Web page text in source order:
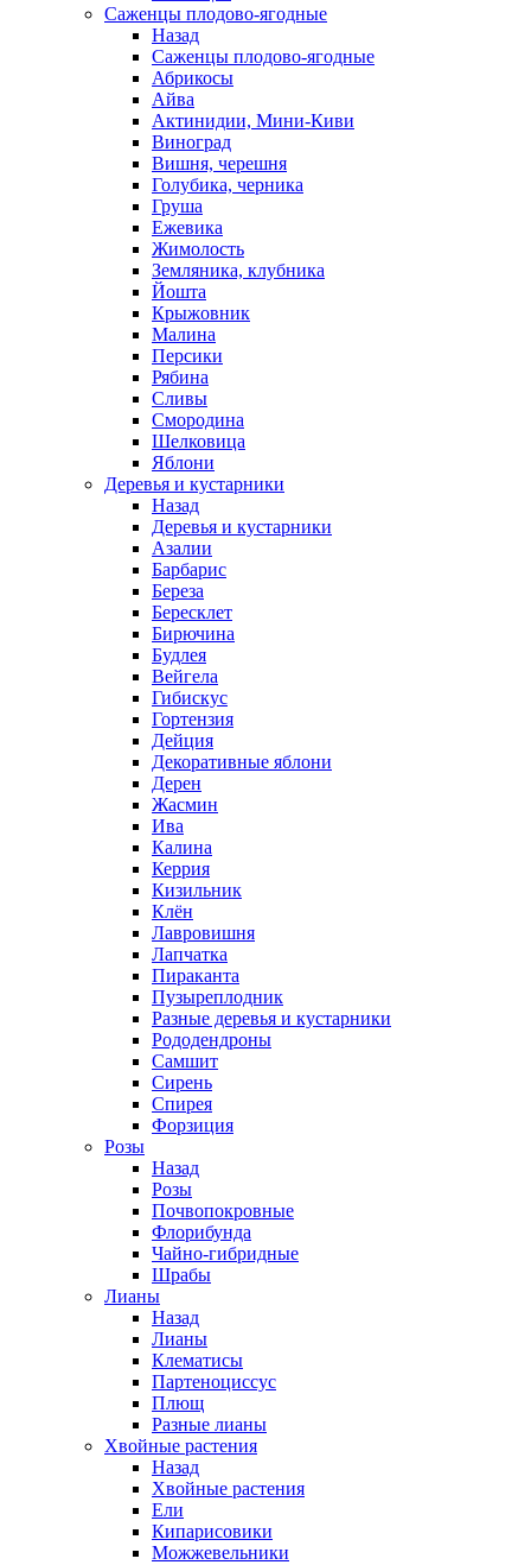
Саженцы плодово-ягодные
Назад
Саженцы плодово-ягодные
Абрикосы
Айва
Актинидии, Мини-Киви
Виноград
Вишня, черешня
Голубика, черника
Груша
Ежевика
Жимолость
Земляника, клубника
Йошта
Крыжовник
Малина
Персики
Рябина
Сливы
Смородина
Шелковица
Яблони
Деревья и кустарники
Назад
Деревья и кустарники
Азалии
Барбарис
Береза
Бересклет
Бирючина
Будлея
Вейгела
Гибискус
Гортензия
Дейция
Декоративные яблони
Дерен
Жасмин
Ива
Калина
Керрия
Кизильник
Клён
Лавровишня
Лапчатка
Пираканта
Пузыреплодник
Разные деревья и кустарники
Рододендроны
Самшит
Сирень
Спирея
Форзиция
Розы
Назад
Розы
Почвопокровные
Флорибунда
Чайно-гибридные
Шрабы
Лианы
Назад
Лианы
Клематисы
Партеноциссус
Плющ
Разные лианы
Хвойные растения
Назад
Хвойные растения
Ели
Кипарисовики
Можжевельники